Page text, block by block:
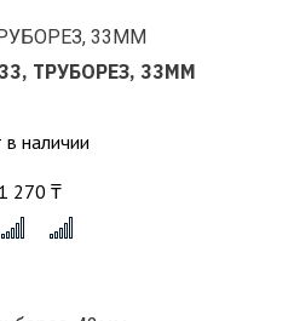
ТРУБОРЕЗ, 33ММ
в наличии
1 270 ₸